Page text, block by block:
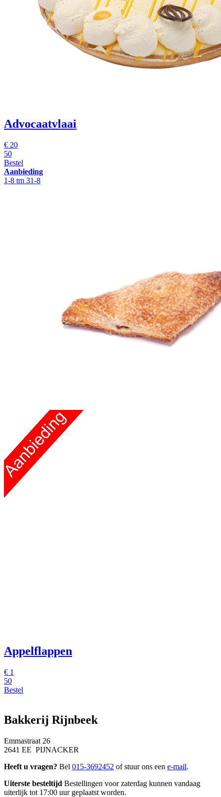
Advocaatvlaai
€ 20
50
Bestel
Aanbieding
1-8 tm 31-8
Appelflappen
€ 1
50
Bestel
Bakkerij Rijnbeek
Emmastraat 26
2641 EE PIJNACKER
Heeft u vragen? Bel 015-3692452 of stuur ons een e-mail.
Uiterste besteltijd Bestellingen voor zaterdag kunnen vandaag
uiterlijk tot 17:00 uur geplaatst worden.